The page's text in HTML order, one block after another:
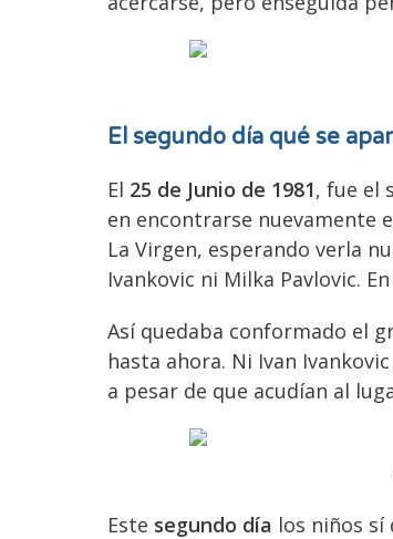
El segundo día qué se
El 25 de Junio de 1981, fue el
en encontrarse nuevamente
La Virgen, esperando verla
Ivankovic ni Milka Pavlovic.
Así quedaba conformado el
hasta ahora. Ni Ivan
a pesar de que acudían al
Este segundo día los niños sí